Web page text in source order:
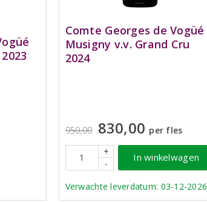
Comte Georges de Vogüé
Musigny v.v. Grand Cru
2024
950,00 830,00 per fles
+
-
In winkelwagen
Verwachte leverdatum: 03-12-2026